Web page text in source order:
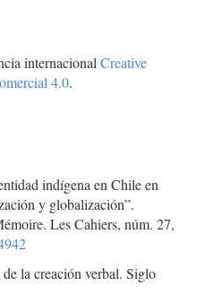
internacionalCreative
4.0.
indígena en Chile en
y globalización”.
Les Cahiers, núm. 27,
la creación verbal. Siglo